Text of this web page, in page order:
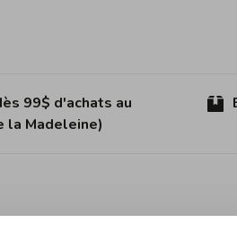
99$ d'achats au
la Madeleine)